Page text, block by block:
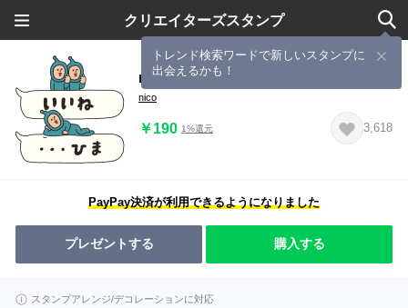
クリエイターズスタンプ
トレンド検索ワードで新しいスタンプに
出会えるかも！
manpuku商店のスペースヒーローズ
nico
￥190 1%還元 3,618
PayPay決済が利用できるようになりました
プレゼントする 購入する
スタンプアレンジ/デコレーションに対応